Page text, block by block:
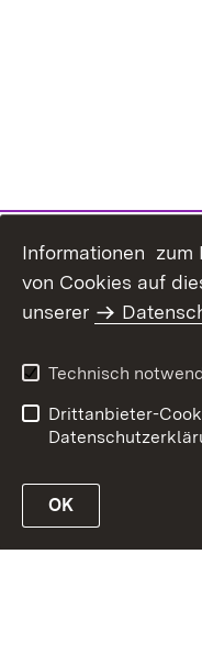
Link zur Website des
Erklärung zur
Informationen zum
von Cookies auf
unserer
Technisch
Drittanbieter-
OK